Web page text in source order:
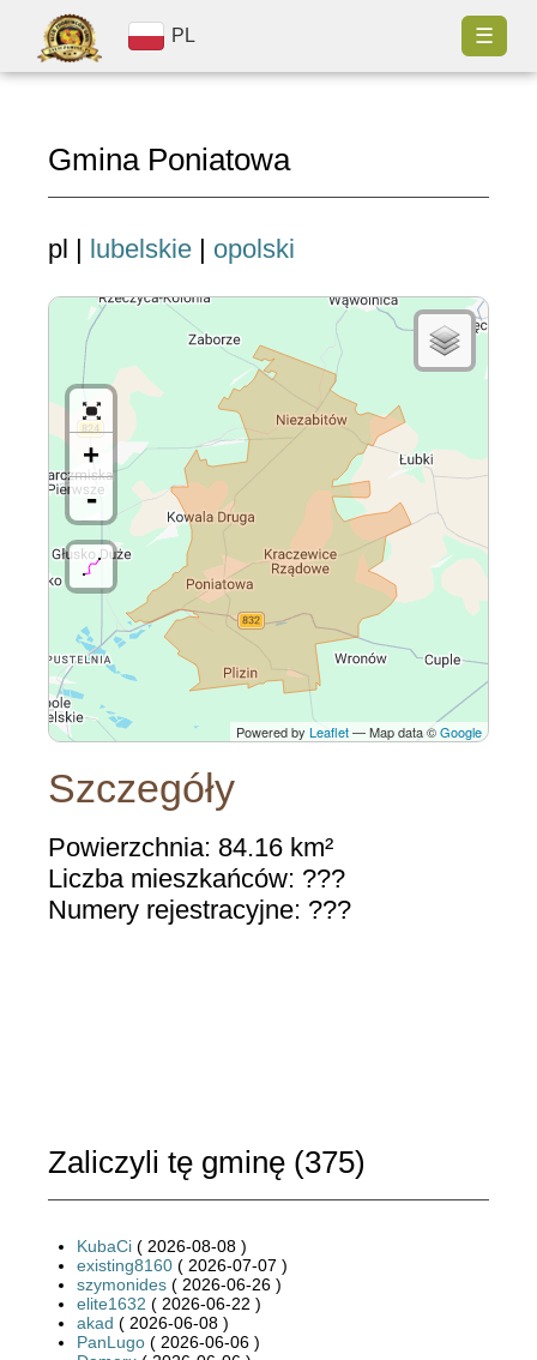
PL ☰
Gmina Poniatowa
pl | lubelskie | opolski
+
-
Powered by Leaflet— Map data ©Google
Szczegóły
Powierzchnia: 84.16 km²
Liczba mieszkańców: ???
Numery rejestracyjne: ???
Zaliczyli tę gminę (375)
KubaCi ( 2026-08-08 )
existing8160 ( 2026-07-07 )
szymonides ( 2026-06-26 )
elite1632 ( 2026-06-22 )
akad ( 2026-06-08 )
PanLugo ( 2026-06-06 )